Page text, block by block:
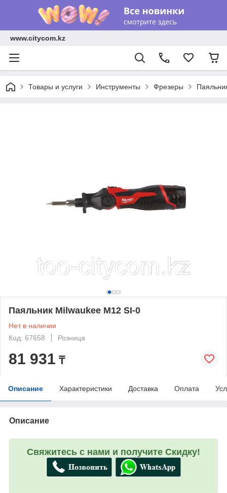
www.citycom.kz
Товары и услуги Инструменты Фрезеры
Паяльник Milwaukee M12 SI-0
Нет в наличии
Код: 67658
Розница
81 931 ₸
Описание Характеристики Доставка Оплата
Описание
Свяжитесь с нами и получите Скидку!